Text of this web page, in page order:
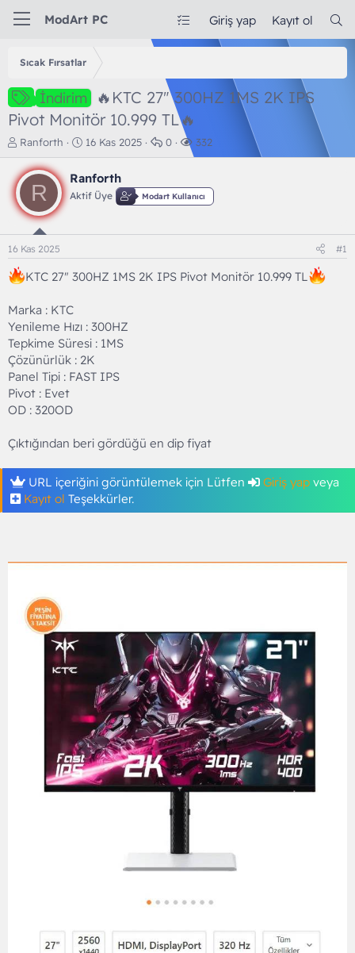
ModArt PC Giriş yap Kayıt ol
Sıcak Fırsatlar
İndirim
🔥KTC 27" 300HZ 1MS 2K IPS
Pivot Monitör 10.999 TL🔥
K
o
n
b
u
y
a
ş
l
t
a
n
Ranforth
B
a
l
a
ç
t
a
h
i
16 Kas 2025
C
e
p
0
G
ö
n
e
e
332
R
Ranforth
Aktif Üye Modart Kullanıcı
16 Kas 2025 #1
KTC 27" 300HZ 1MS 2K IPS Pivot Monitör 10.999 TL
Marka : KTC
Yenileme Hızı : 300HZ
Tepkime Süresi : 1MS
Çözünürlük : 2K
Panel Tipi : FAST IPS
Pivot : Evet
OD : 320OD
Çıktığından beri gördüğü en dip fiyat
URL içeriğini görüntülemek için Lütfen Giriş yap veya
Kayıt ol Teşekkürler.